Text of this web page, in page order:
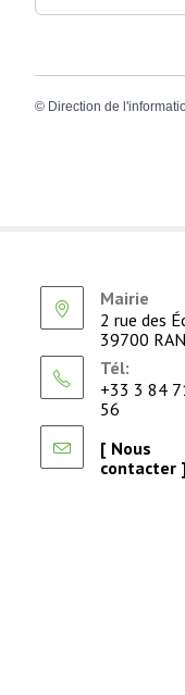
© Direction de
Mairie
2 rue des
39700
Tél:
+33 3 84
56
[ Nous
contacter